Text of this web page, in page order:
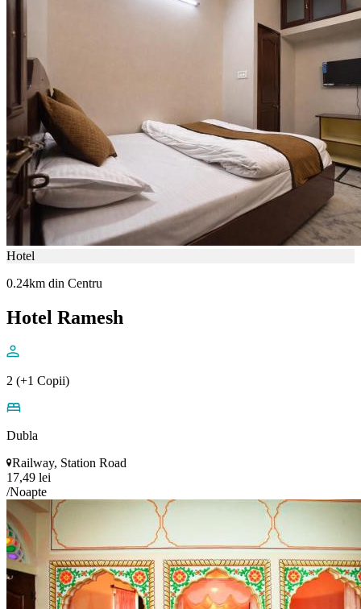
Hotel
0.24km din Centru
Hotel Ramesh
2 (+1 Copii)
Dubla
Railway, Station Road
17,49 lei
/Noapte